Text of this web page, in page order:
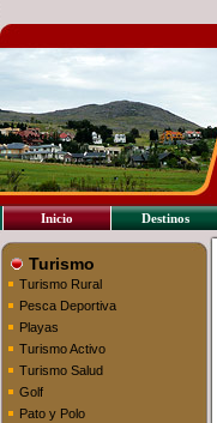
Inicio Destinos
Turismo
Turismo Rural
Pesca Deportiva
Playas
Turismo Activo
Turismo Salud
Golf
Pato y Polo